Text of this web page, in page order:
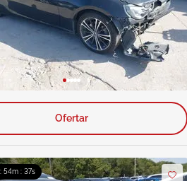
Ofertar
54m : 36s